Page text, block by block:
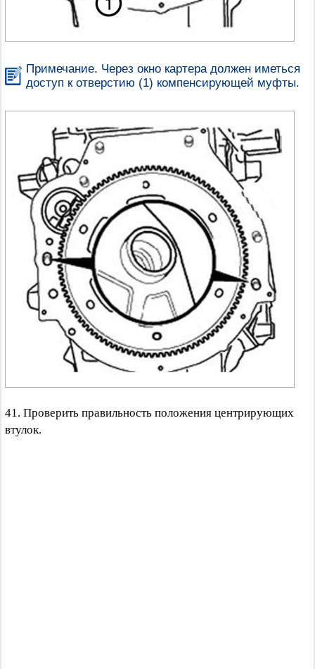
Примечание. Через окно картера должен иметься
доступ к отверстию (1) компенсирующей муфты.
41. Проверить правильность положения центрирующих
втулок.